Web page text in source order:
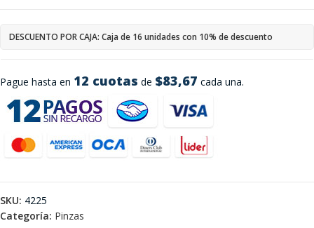
Pague hasta en 12 cuotas de $83,67 cada una.
DESCUENTO POR CAJA: Caja de 16 unidades con 10% de descuento
SKU: 4225
Categoría: Pinzas